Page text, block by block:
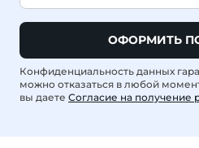
ОФОРМИТЬ
Конфиденциальность данных
можно отказаться в любой
вы даете Согласие на получение